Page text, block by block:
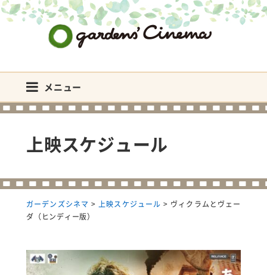
メニュー
上映スケジュール
ガーデンズシネマ >上映スケジュール > ヴィクラムとヴェー
ダ（ヒンディー版）